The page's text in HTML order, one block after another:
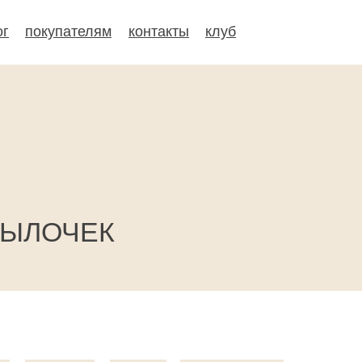
покупателям контакты клуб